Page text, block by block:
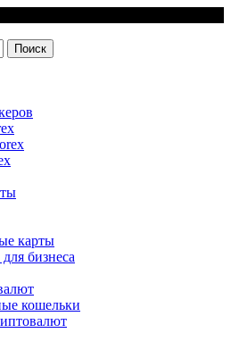
карты
бизнеса
кошельки